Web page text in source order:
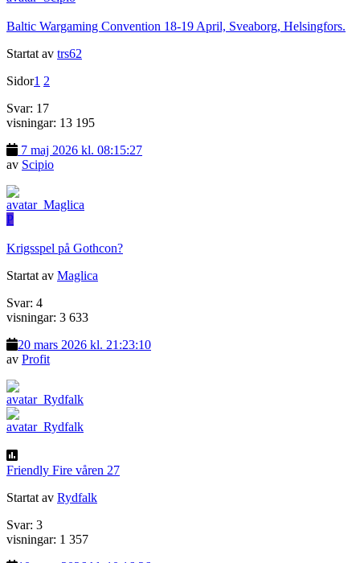
Baltic Wargaming Convention 18-19 April, Sveaborg, Helsingfors.
Startat av trs62
Sidor1 2
Svar: 17
visningar: 13 195
7 maj 2026 kl. 08:15:27
av Scipio
P
Krigsspel på Gothcon?
Startat av Maglica
Svar: 4
visningar: 3 633
20 mars 2026 kl. 21:23:10
av Profit
Friendly Fire våren 27
Startat av Rydfalk
Svar: 3
visningar: 1 357